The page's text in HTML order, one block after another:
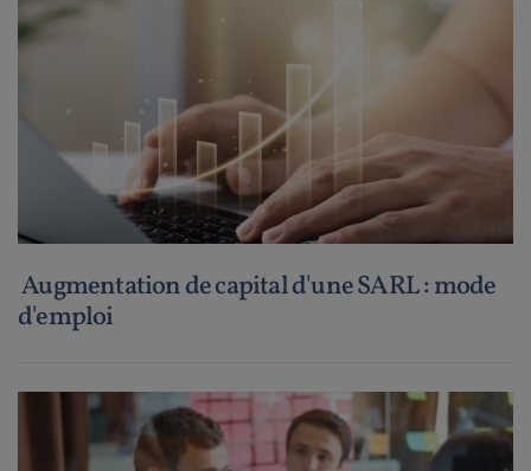
Augmentation de capital d'une SARL : mode
d'emploi